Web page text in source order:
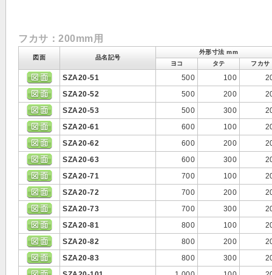
フカサ：200mm用
図面 品名記号
外形寸法 mm
ヨコ
タテ フカサ
SZA20-51 500 100
SZA20-52
500 200
SZA20-53
500 300
SZA20-61
600 100
SZA20-62
600 200
SZA20-63
600 300
SZA20-71
700 100
SZA20-72
700 200
SZA20-73
700 300
SZA20-81
800 100
SZA20-82
800 200
SZA20-83
800 300